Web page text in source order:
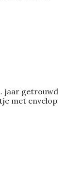
jaar getrouwd
met envelop